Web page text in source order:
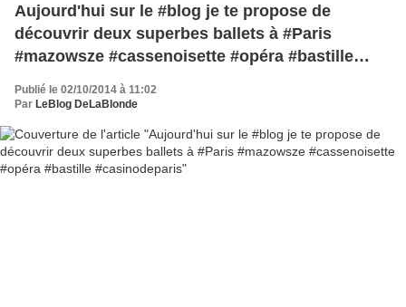
Aujourd'hui sur le #blog je te propose de
découvrir deux superbes ballets à #Paris
#mazowsze #cassenoisette #opéra #bastille
Publié le 02/10/2014 à 11:02
Par LeBlog DeLaBlonde